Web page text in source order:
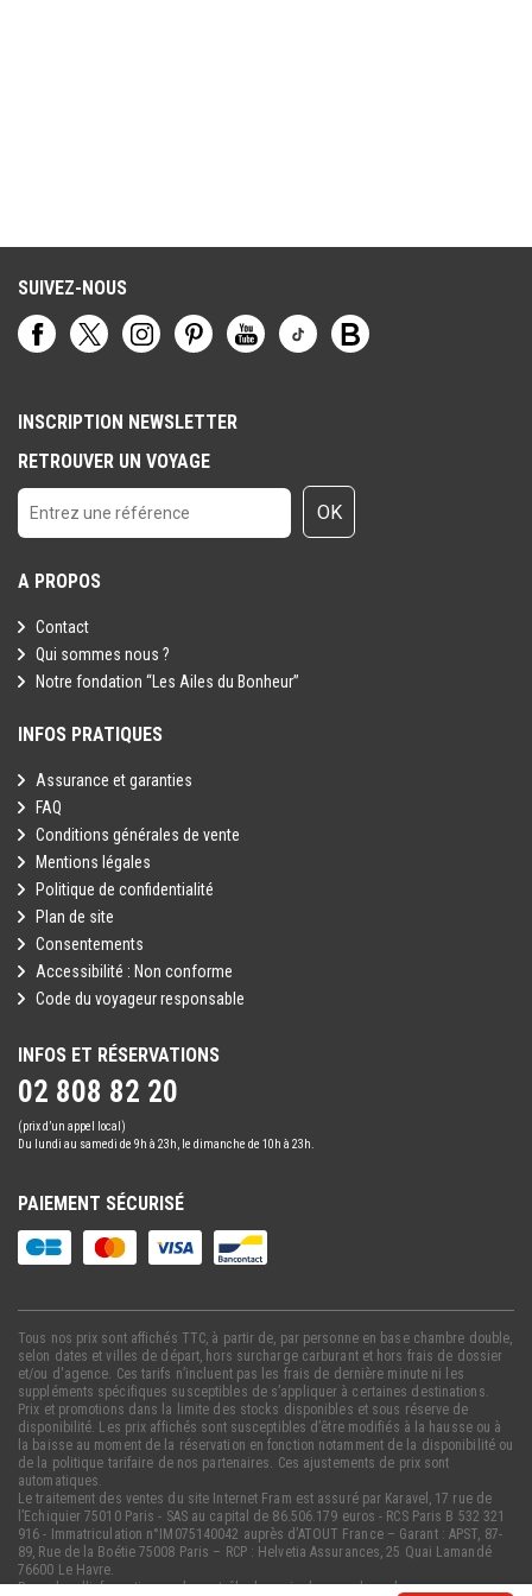
SUIVEZ-NOUS
INSCRIPTION NEWSLETTER
RETROUVER UN VOYAGE
OK
A PROPOS
Contact
Qui sommes nous ?
Notre fondation “Les Ailes du Bonheur”
INFOS PRATIQUES
Assurance et garanties
FAQ
Conditions générales de vente
Mentions légales
Politique de confidentialité
Plan de site
Consentements
Accessibilité : Non conforme
Code du voyageur responsable
INFOS ET RÉSERVATIONS
02 808 82 20
(prix d’un appel local)
Du lundi au samedi de 9h à 23h, le dimanche de 10h à 23h.
PAIEMENT SÉCURISÉ
Tous nos prix sont affichés TTC, à partir de, par personne en base chambre double,
selon dates et villes de départ, hors surcharge carburant et hors frais de dossier
et/ou d'agence. Ces tarifs n’incluent pas les frais de dernière minute ni les
suppléments spécifiques susceptibles de s’appliquer à certaines destinations.
Prix et promotions dans la limite des stocks disponibles et sous réserve de
disponibilité. Les prix affichés sont susceptibles d’être modifiés à la hausse ou à
la baisse au moment de la réservation en fonction notamment de la disponibilité ou
de la politique tarifaire de nos partenaires. Ces ajustements de prix sont
automatiques.
Le traitement des ventes du site Internet Fram est assuré par Karavel, 17 rue de
l’Echiquier 75010 Paris - SAS au capital de 86.506.179 euros - RCS Paris B 532 321
916 - Immatriculation n°IM075140042 auprès d’ATOUT France – Garant : APST, 87-
89, Rue de la Boétie 75008 Paris – RCP : Helvetia Assurances, 25 Quai Lamandé
76600 Le Havre.
Pour plus d'information sur le contrôle des avis des membres de